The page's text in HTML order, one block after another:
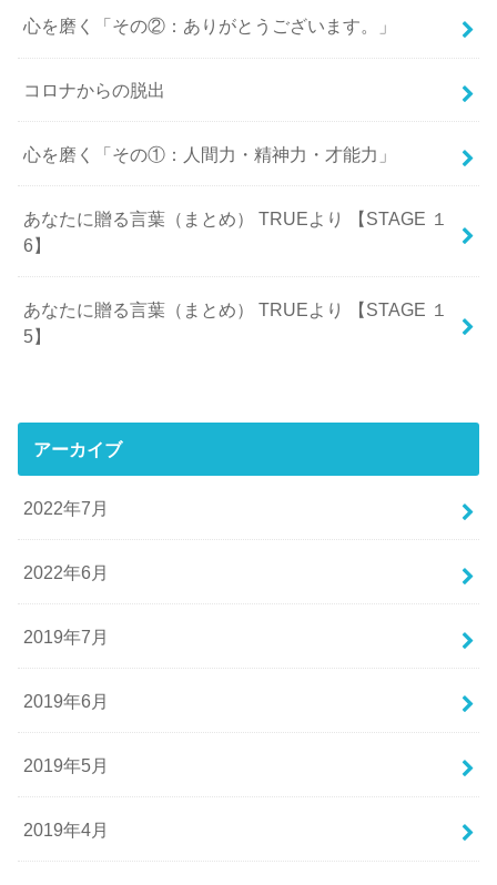
心を磨く「その②：ありがとうございます。」
コロナからの脱出
心を磨く「その①：人間力・精神力・才能力」
あなたに贈る言葉（まとめ） TRUEより 【STAGE １
6】
あなたに贈る言葉（まとめ） TRUEより 【STAGE １
5】
アーカイブ
2022年7月
2022年6月
2019年7月
2019年6月
2019年5月
2019年4月